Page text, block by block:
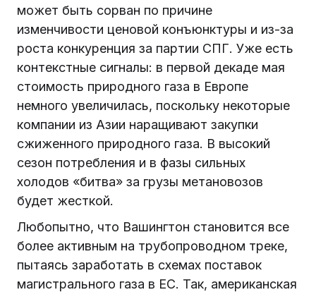
может быть сорван по причине
изменчивости ценовой конъюнктуры и из-за
роста конкуренция за партии СПГ. Уже есть
контекстные сигналы: в первой декаде мая
стоимость природного газа в Европе
немного увеличилась, поскольку некоторые
компании из Азии наращивают закупки
сжиженного природного газа. В высокий
сезон потребления и в фазы сильных
холодов «битва» за грузы метановозов
будет жесткой.
Любопытно, что Вашингтон становится все
более активным на трубопроводном треке,
пытаясь заработать в схемах поставок
магистрального газа в ЕС. Так, американская